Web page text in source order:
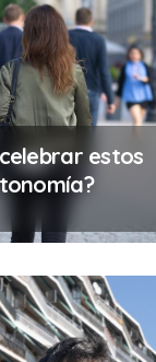
estos